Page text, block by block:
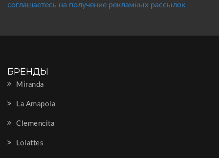
соглашаетесь на получение рекламных рассылок
БРЕНДЫ
Miranda
La Amapola
Clemencita
Lolattes